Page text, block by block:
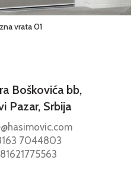
vrata 01
Boškovića bb,
Pazar, Srbija
7044803